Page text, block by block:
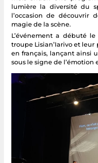
lumière la diversité du
l’occasion de découvrir
magie de la scène.
L’événement a débuté
troupe Lisian’Iarivo et
en français, lançant ainsi
sous le signe de l’émotion